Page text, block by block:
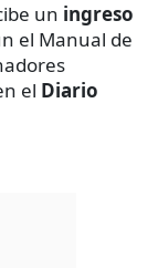
un ingreso
el Manual de
el Diario